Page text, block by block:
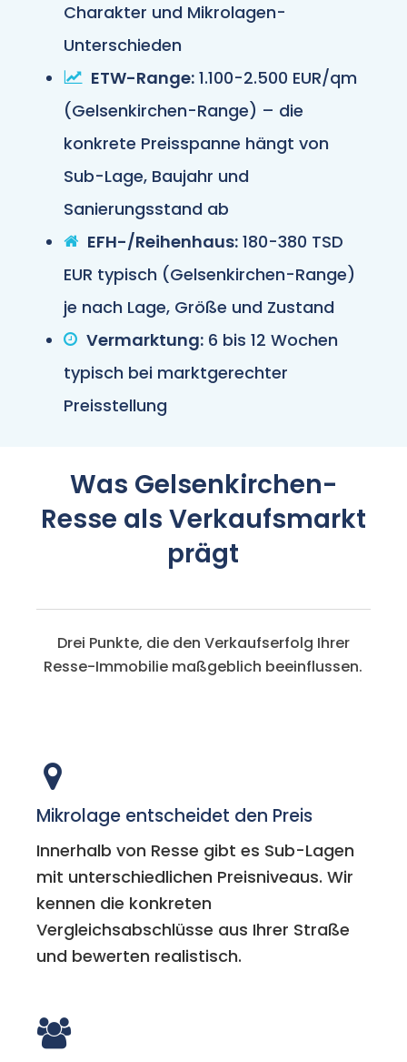
Charakter und Mikrolagen-
Unterschieden
ETW-Range: 1.100-2.500 EUR/qm
(Gelsenkirchen-Range) – die
konkrete Preisspanne hängt von
Sub-Lage, Baujahr und
Sanierungsstand ab
EFH-/Reihenhaus: 180-380 TSD
EUR typisch (Gelsenkirchen-Range)
je nach Lage, Größe und Zustand
Vermarktung: 6 bis 12 Wochen
typisch bei marktgerechter
Preisstellung
Was Gelsenkirchen-
Resse als Verkaufsmarkt
prägt
Drei Punkte, die den Verkaufserfolg Ihrer
Resse-Immobilie maßgeblich beeinflussen.
Mikrolage entscheidet den Preis
Innerhalb von Resse gibt es Sub-Lagen
mit unterschiedlichen Preisniveaus. Wir
kennen die konkreten
Vergleichsabschlüsse aus Ihrer Straße
und bewerten realistisch.